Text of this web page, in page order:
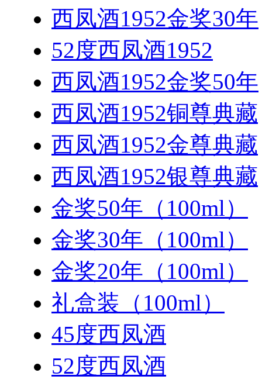
西凤酒1952金奖30年
52度西凤酒1952
西凤酒1952金奖50年
西凤酒1952铜尊典藏
西凤酒1952金尊典藏
西凤酒1952银尊典藏
金奖50年（100ml）
金奖30年（100ml）
金奖20年（100ml）
礼盒装（100ml）
45度西凤酒
52度西凤酒